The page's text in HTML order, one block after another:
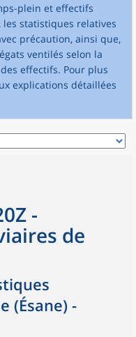
plein et effectifs
les statistiques relatives
précaution, ainsi que,
ventilés selon la
effectifs. Pour plus
explications détaillées
-
de
(Ésane) -